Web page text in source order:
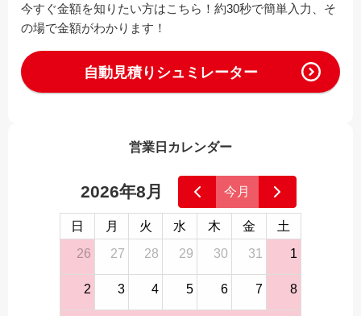
今すぐ金額を知りたい方はこちら！約30秒で簡単入力、そ
の場で金額がわかります！
自動見積りシュミレーター
営業日カレンダー
2026年8月 今月
日 月 火 水 木 金
土
26
27 28 29 30 31 1
2 3 4 5 6 7 8